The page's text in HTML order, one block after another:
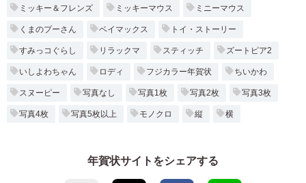
ミッキー＆フレンズ ミッキーマウス ミニーマウス
くまのプーさん ベイマックス トイ・ストーリー
すみっコぐらし リラックマ スティッチ ズートピア2
いしよわちゃん ロディ フジカラー年賀状 ちいかわ
スヌーピー 写真なし 写真1枚 写真2枚 写真3枚
写真4枚 写真5枚以上 モノクロ 縦 横
年賀状サイトをシェアする